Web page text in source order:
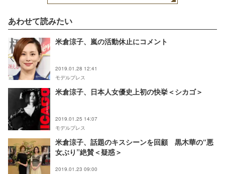
あわせて読みたい
米倉涼子、嵐の活動休止にコメント
2019.01.28 12:41
モデルプレス
米倉涼子、日本人女優史上初の快挙＜シカゴ＞
2019.01.25 14:07
モデルプレス
米倉涼子、話題のキスシーンを回顧 黒木華の“悪
女ぶり”絶賛＜疑惑＞
2019.01.23 09:00